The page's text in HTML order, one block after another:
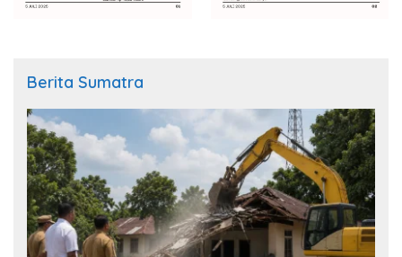
Berita Sumatra